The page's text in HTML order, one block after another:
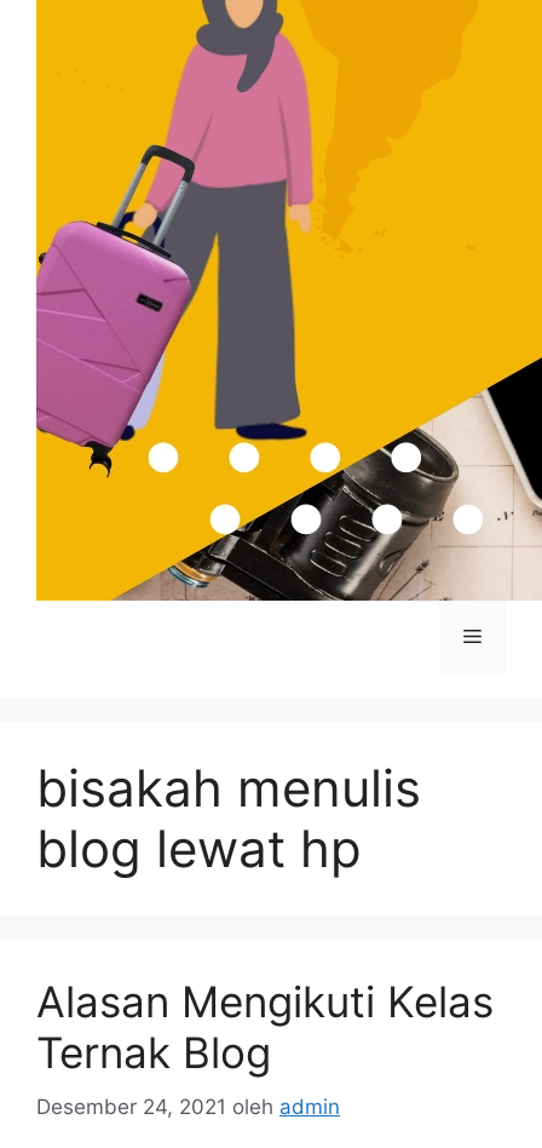
Menu
bisakah menulis
blog lewat hp
Alasan Mengikuti Kelas
Ternak Blog
Desember 24, 2021 oleh admin